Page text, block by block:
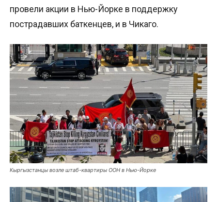
провели акции в Нью-Йорке в поддержку
пострадавших баткенцев, и в Чикаго.
Кыргызстанцы возле штаб-квартиры ООН в Нью-Йорке